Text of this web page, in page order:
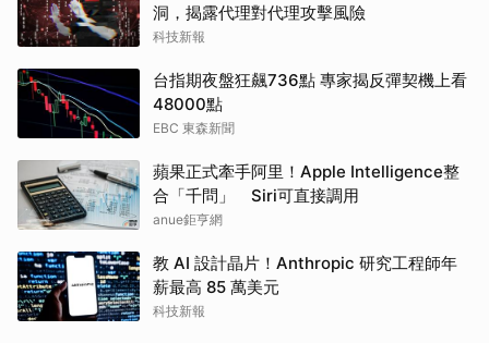
洞，揭露代理對代理攻擊風險
科技新報
台指期夜盤狂飆736點 專家揭反彈契機上看
48000點
EBC 東森新聞
蘋果正式牽手阿里！Apple Intelligence整
合「千問」 Siri可直接調用
anue鉅亨網
教 AI 設計晶片！Anthropic 研究工程師年
薪最高 85 萬美元
科技新報